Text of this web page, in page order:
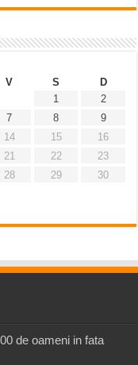
V S
D
1
2
7 8
9
14 15
16
21 22
23
28 29
30
de oameni in fata